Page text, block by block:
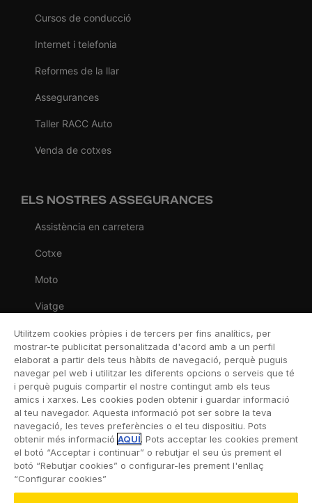
Cursos de conducció
Internet i telefonia
Reformes de la llar
Assegurances
Taller RACC Auto
Venda de cotxes
ELS NOSTRES ASSEGURANCES
Assistència en carretera
Cotxe
Moto
Viatge
Llar
Vida
Decessos
Dental
Esportiva
Esquí
Utilitzem cookies pròpies i de tercers per fins analítics, per
mostrar-te publicitat personalitzada d'acord amb a un perfil
elaborat a partir dels teus hàbits de navegació, perquè puguis
navegar pel web i utilitzar les diferents opcions o serveis que té
i perquè puguis compartir el nostre contingut amb els teus
amics i xarxes. Les cookies poden obtenir i guardar informació
al teu navegador. Aquesta informació pot ser sobre la teva
navegació, les teves preferències o el teu dispositiu. Pots
obtenir més informació AQUÍ. Pots acceptar les cookies prement
el botó “Acceptar i continuar” o rebutjar el seu ús prement el
botó “Rebutjar cookies” o configurar-les prement l'enllaç
“Configurar cookies”